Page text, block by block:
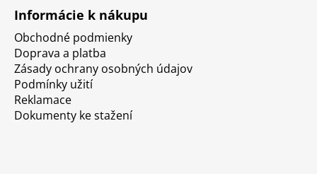
Informácie k nákupu
Obchodné podmienky
Doprava a platba
Zásady ochrany osobných údajov
Podmínky užití
Reklamace
Dokumenty ke stažení